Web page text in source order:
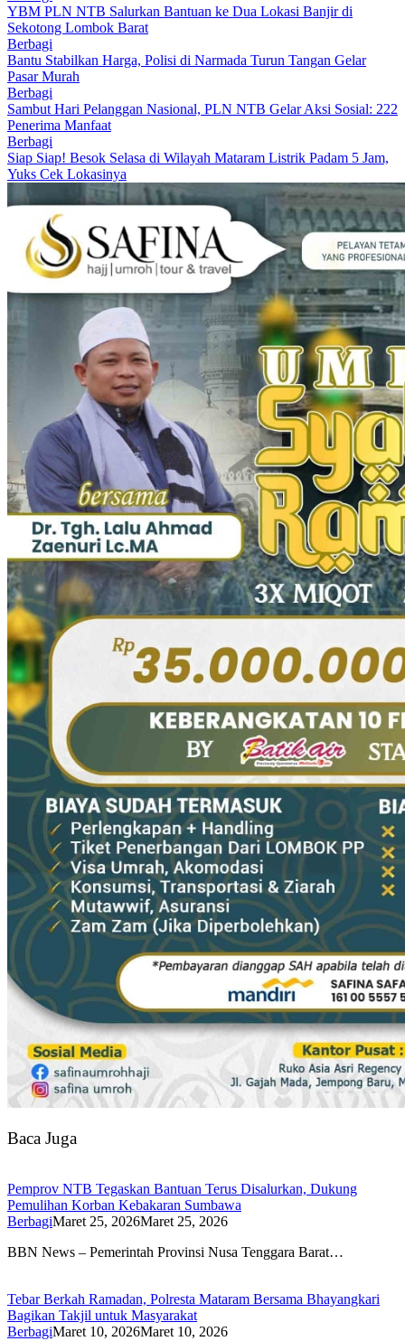
YBM PLN NTB Salurkan Bantuan ke Dua Lokasi Banjir di
Sekotong Lombok Barat
Berbagi
Bantu Stabilkan Harga, Polisi di Narmada Turun Tangan Gelar
Pasar Murah
Berbagi
Sambut Hari Pelanggan Nasional, PLN NTB Gelar Aksi Sosial: 222
Penerima Manfaat
Berbagi
Siap Siap! Besok Selasa di Wilayah Mataram Listrik Padam 5 Jam,
Yuks Cek Lokasinya
Baca Juga
Pemprov NTB Tegaskan Bantuan Terus Disalurkan, Dukung
Pemulihan Korban Kebakaran Sumbawa
BerbagiMaret 25, 2026Maret 25, 2026
BBN News – Pemerintah Provinsi Nusa Tenggara Barat…
Tebar Berkah Ramadan, Polresta Mataram Bersama Bhayangkari
Bagikan Takjil untuk Masyarakat
BerbagiMaret 10, 2026Maret 10, 2026